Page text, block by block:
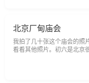
北京厂甸庙会
我拍了几十张这个庙会的照
看看其他照片。初六是北京